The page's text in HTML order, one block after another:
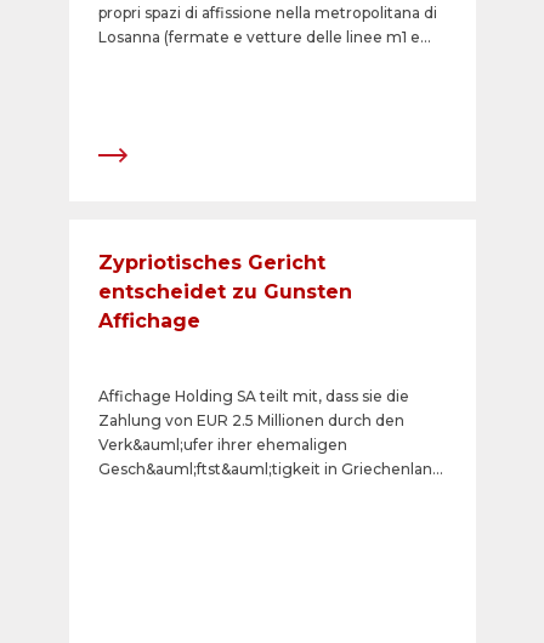
propri spazi di affissione nella metropolitana di
Losanna (fermate e vetture delle linee m1 e
degli spazi pubblicitari esterni.&nbsp;
Zypriotisches Gericht
entscheidet zu Gunsten
Affichage
Affichage Holding SA teilt mit, dass sie die
Zahlung von EUR 2.5 Millionen durch den
Verk&auml;ufer ihrer ehemaligen
Gesch&auml;ftst&auml;tigkeit in Griechenland